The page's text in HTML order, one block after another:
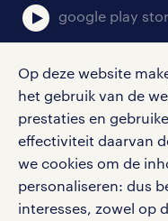
Op deze website
het gebruik van de
prestaties en
effectiviteit daarvan
we cookies om de
personaliseren: dus
interesses, zowel op
google play
social media
Volg ons voor de
vacatures,